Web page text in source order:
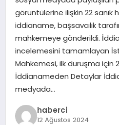
TEKNOLOJI
YAŞAM
görüntülerine ilişkin 22 sanık
iddianame, başsavcılık
mahkemeye gönderildi.
incelemesini tamamlayan
Mahkemesi, ilk duruşma için
İddianameden Detaylar
medyada…
haberci
12 Ağustos 2024